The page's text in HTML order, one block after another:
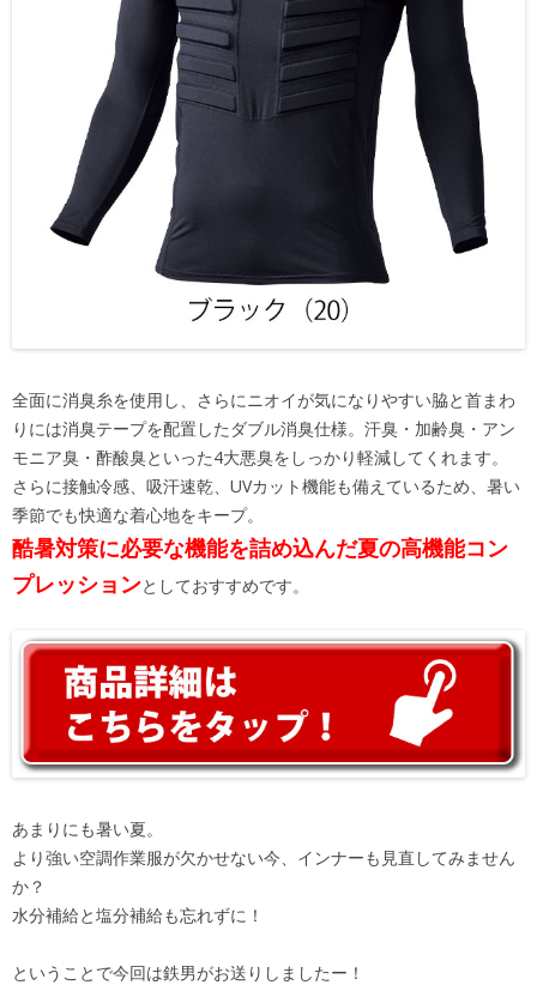
全面に消臭糸を使用し、さらにニオイが気になりやすい脇と首まわ
りには消臭テープを配置したダブル消臭仕様。汗臭・加齢臭・アン
モニア臭・酢酸臭といった4大悪臭をしっかり軽減してくれます。
さらに接触冷感、吸汗速乾、UVカット機能も備えているため、暑い
季節でも快適な着心地をキープ。
酷暑対策に必要な機能を詰め込んだ夏の高機能コン
プレッションとしておすすめです。
あまりにも暑い夏。
より強い空調作業服が欠かせない今、インナーも見直してみません
か？
水分補給と塩分補給も忘れずに！
ということで今回は鉄男がお送りしましたー！